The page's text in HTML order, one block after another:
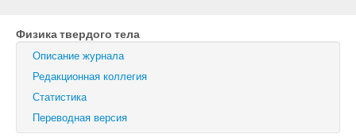
Журнал технической физики
Письма в Журнал технической физики
Физика твердого тела
Физика и техника полупроводников
Физика твердого тела
Описание журнала
Редакционная коллегия
Статистика
Переводная версия